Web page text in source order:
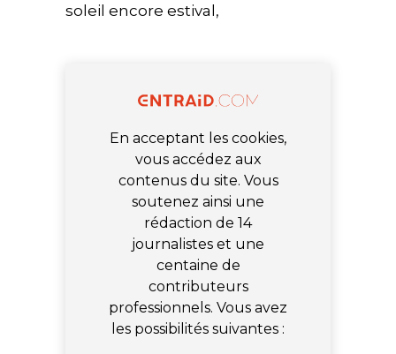
soleil encore estival,
En acceptant les cookies,
vous accédez aux
contenus du site. Vous
soutenez ainsi une
rédaction de 14
journalistes et une
centaine de
contributeurs
professionnels. Vous avez
les possibilités suivantes :